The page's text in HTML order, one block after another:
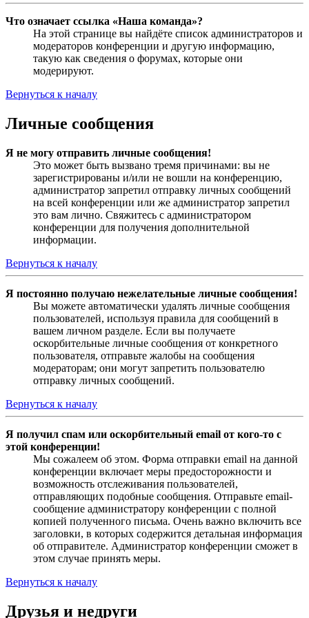
Что означает ссылка «Наша команда»?
На этой странице вы найдёте список администраторов и
модераторов конференции и другую информацию,
такую как сведения о форумах, которые они
модерируют.
Вернуться к началу
Личные сообщения
Я не могу отправить личные сообщения!
Это может быть вызвано тремя причинами: вы не
зарегистрированы и/или не вошли на конференцию,
администратор запретил отправку личных сообщений
на всей конференции или же администратор запретил
это вам лично. Свяжитесь с администратором
конференции для получения дополнительной
информации.
Вернуться к началу
Я постоянно получаю нежелательные личные сообщения!
Вы можете автоматически удалять личные сообщения
пользователей, используя правила для сообщений в
вашем личном разделе. Если вы получаете
оскорбительные личные сообщения от конкретного
пользователя, отправьте жалобы на сообщения
модераторам; они могут запретить пользователю
отправку личных сообщений.
Вернуться к началу
Я получил спам или оскорбительный email от кого-то с
этой конференции!
Мы сожалеем об этом. Форма отправки email на данной
конференции включает меры предосторожности и
возможность отслеживания пользователей,
отправляющих подобные сообщения. Отправьте email-
сообщение администратору конференции с полной
копией полученного письма. Очень важно включить все
заголовки, в которых содержится детальная информация
об отправителе. Администратор конференции сможет в
этом случае принять меры.
Вернуться к началу
Друзья и недруги